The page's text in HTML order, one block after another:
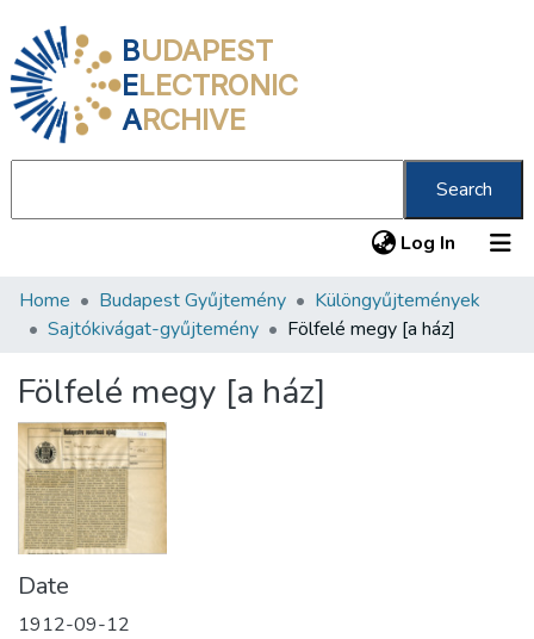
BUDAPEST
ELECTRONIC
ARCHIVE
Search
Log In (current)
Communities & Collections
Statistics
About us
Home Budapest Gyűjtemény
Különgyűjtemények
Sajtókivágat-gyűjtemény
Fölfelé megy [a ház]
Fölfelé megy [a ház]
Date
1912-09-12